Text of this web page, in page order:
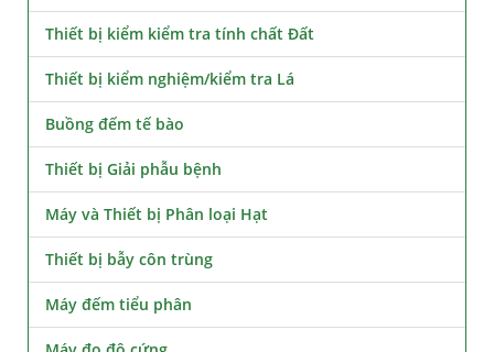
Thiết bị kiểm kiểm tra tính chất Đất
Thiết bị kiểm nghiệm/kiểm tra Lá
Buồng đếm tế bào
Thiết bị Giải phẫu bệnh
Máy và Thiết bị Phân loại Hạt
Thiết bị bẫy côn trùng
Máy đếm tiểu phân